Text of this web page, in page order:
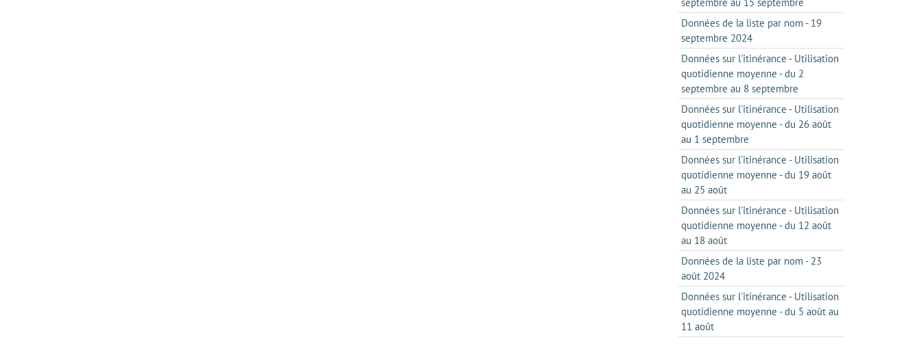
Données de la liste par nom - 19
septembre 2024
Données sur l'itinérance - Utilisation
quotidienne moyenne - du 2
septembre au 8 septembre
Données sur l'itinérance - Utilisation
quotidienne moyenne - du 26 août
au 1 septembre
Données sur l'itinérance - Utilisation
quotidienne moyenne - du 19 août
au 25 août
Données sur l'itinérance - Utilisation
quotidienne moyenne - du 12 août
au 18 août
Données de la liste par nom - 23
août 2024
Données sur l'itinérance - Utilisation
quotidienne moyenne - du 5 août au
11 août